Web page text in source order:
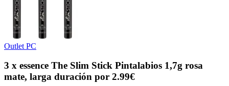
Outlet PC
3 x essence The Slim Stick Pintalabios 1,7g rosa
mate, larga duración por 2.99€